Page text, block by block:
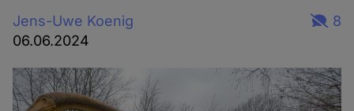
Jens-Uwe Koenig
06.06.2024
8